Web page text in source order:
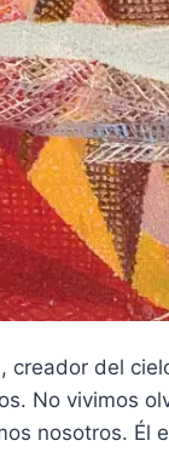
creador del
No vivimos
nosotros. Él